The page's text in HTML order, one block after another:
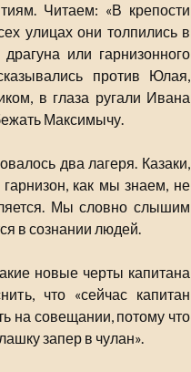
Читаем: «В крепости
улицах они толпились в
или гарнизонного
против Юлая,
в глаза ругали Ивана
Максимычу.
два лагеря. Казаки,
как мы знаем, не
Мы словно слышим
в сознании людей.
новые черты капитана
что «сейчас капитан
на совещании, потому что
запер в чулан».